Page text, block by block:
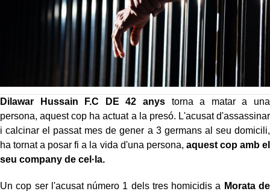
Dilawar Hussain F.C DE 42 anystorna a matar a una
persona, aquest cop ha actuat a la presó. L'acusat d'assassinar
i calcinar el passat mes de gener a 3 germans al seu domicili,
ha tornat a posar fi a la vida d'una persona, aquest cop amb el
seu company de cel·la.
Un cop ser l'acusat número 1 dels tres homicidis a Morata de